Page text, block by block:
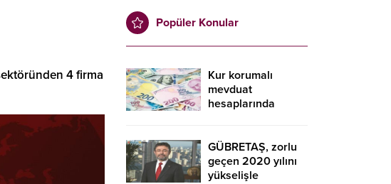
4 firma
Popüler Konular
Kur korumalı
mevduat
hesaplarında
GÜBRETAŞ, zorlu
geçen 2020 yılını
yükselişle